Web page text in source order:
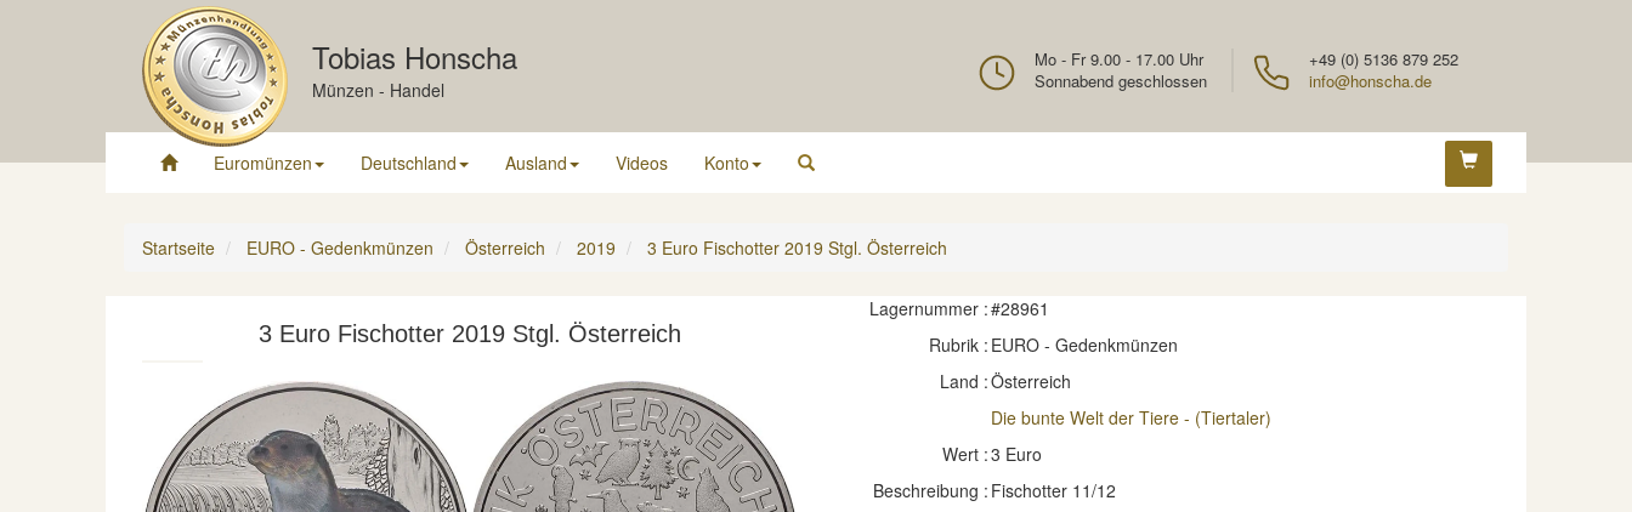
Tobias Honscha
Münzen - Handel
+49 (0) 5136 879 252
info@honscha.de
Mo - Fr 9.00 - 17.00 Uhr
Sonnabend geschlossen
Euromünzen Deutschland Ausland Videos Konto
Startseite EURO - Gedenkmünzen Österreich 2019 3 Euro Fischotter 2019 Stgl. Österreich
3 Euro Fischotter 2019 Stgl. Österreich
Lagernummer :#28961
Rubrik : EURO - Gedenkmünzen
Land :Österreich
Die bunte Welt der Tiere - (Tiertaler)
Wert :3 Euro
Beschreibung : Fischotter 11/12